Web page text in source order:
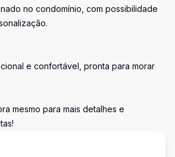
no condomínio, com possibilidade
e confortável, pronta para morar
mesmo para mais detalhes e